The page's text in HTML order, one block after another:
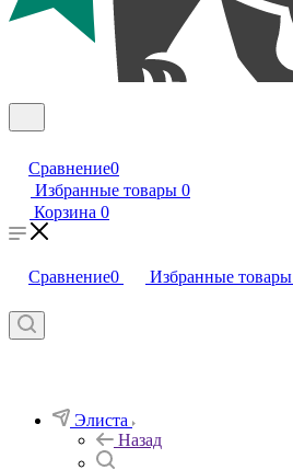
Сравнение0
Избранные товары 0
Корзина 0
Сравнение0 Избранные товары
Элиста
Назад